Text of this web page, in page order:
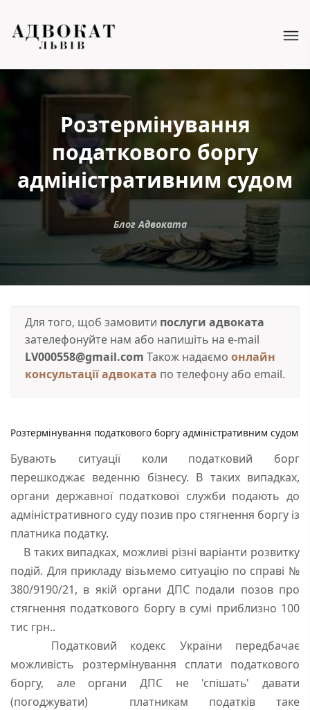
Розтермінування
податкового боргу
адміністративним судом
Блог Адвоката
Для того, щоб замовити послуги адвоката
зателефонуйте нам або напишіть на e-mail
LV000558@gmail.com Також надаємо онлайн
консультації адвоката по телефону або email.
Розтермінування податкового боргу адміністративним судом
Бувають ситуації коли податковий борг
перешкоджає веденню бізнесу. В таких випадках,
органи державної податкової служби подають до
адміністративного суду позив про стягнення боргу із
платника податку.
В таких випадках, можливі різні варіанти розвитку
подій. Для прикладу візьмемо ситуацію по справі №
380/9190/21, в якій органи ДПС подали позов про
стягнення податкового боргу в сумі приблизно 100
тис грн..
Податковий кодекс України передбачає
можливість розтермінування сплати податкового
боргу, але органи ДПС не 'спішать' давати
(погоджувати) платникам податків таке